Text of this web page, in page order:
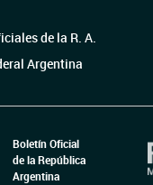
de la R. A.
Argentina
Boletín Oficial
de la República
Argentina